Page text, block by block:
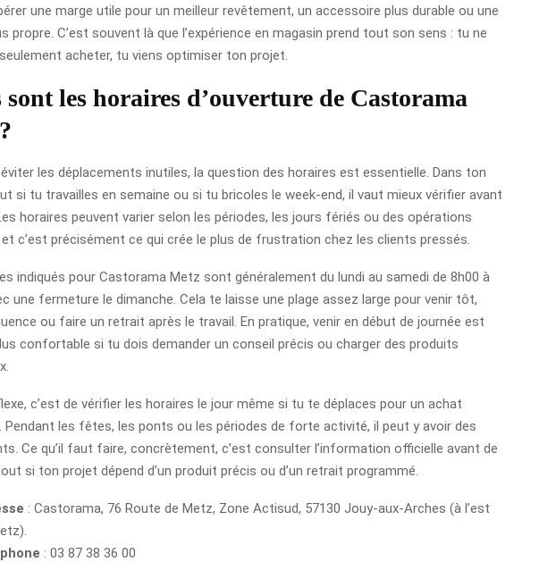
une marge utile pour un meilleur revêtement, un accessoire plus durable ou une
propre. C’est souvent là que l’expérience en magasin prend tout son sens : tu ne
acheter, tu viens optimiser ton projet.
sont les horaires d’ouverture de Castorama
les déplacements inutiles, la question des horaires est essentielle. Dans ton
si tu travailles en semaine ou si tu bricoles le week-end, il vaut mieux vérifier avant
horaires peuvent varier selon les périodes, les jours fériés ou des opérations
c’est précisément ce qui crée le plus de frustration chez les clients pressés.
indiqués pour Castorama Metz sont généralement du lundi au samedi de 8h00 à
une fermeture le dimanche. Cela te laisse une plage assez large pour venir tôt,
ou faire un retrait après le travail. En pratique, venir en début de journée est
confortable si tu dois demander un conseil précis ou charger des produits
c’est de vérifier les horaires le jour même si tu te déplaces pour un achat
Pendant les fêtes, les ponts ou les périodes de forte activité, il peut y avoir des
Ce qu’il faut faire, concrètement, c’est consulter l’information officielle avant de
si ton projet dépend d’un produit précis ou d’un retrait programmé.
: Castorama, 76 Route de Metz, Zone Actisud, 57130 Jouy‑aux‑Arches (à l’est
: 03 87 38 36 00